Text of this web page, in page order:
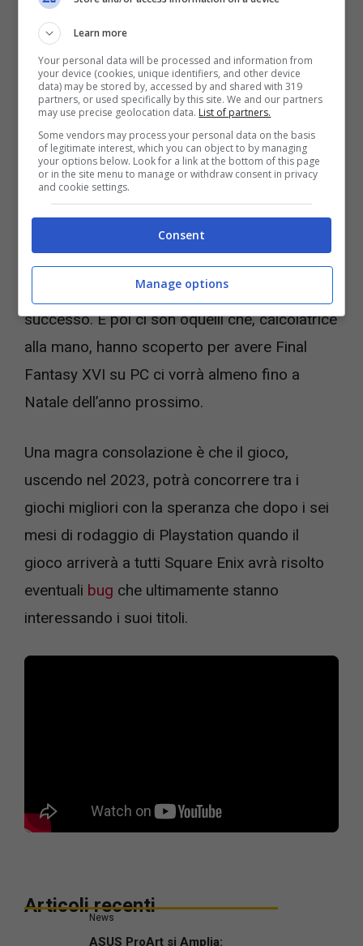
Final Fantasy XVI, online spunta la data da ricordare (foto
Youtube)
A lato della notizia che qualcosa si muove
dentro Square Enix vale la pena registrare che,
sotto il messaggio di Playstation sul social
dell’uccellino azzurro proprietà di Elon Musk,
tanti sono contenti del trailerma tanti altri
sottolineano comea due anni dall’uscita
della console Sony ci sia bisogno di fare
pubblicità e più di qualcuno lamenta di stare
ancora provando a comprarne una senza
successo. E poi ci son oquelli che, calcolatrice
alla mano, hanno scoperto per avere Final
Fantasy XVI su PC ci vorrà almeno fino a
Natale dell’anno prossimo.
Una magra consolazione è che il gioco,
uscendo nel 2023, potrà concorrere tra i
giochi migliori con la speranza che dopo i sei
mesi di rodaggio di Playstation quando il
gioco arriverà a tutti Square Enix avrà risolto
eventuali bug che ultimamente stanno
interessando i suoi titoli.
Articoli recenti
News
ASUS ProArt si Amplia:
Learn more
Your personal data will be processed and information from
your device (cookies, unique identifiers, and other device
data) may be stored by, accessed by and shared with 319
partners, or used specifically by this site. We and our partners
may use precise geolocation data. List of partners.
Some vendors may process your personal data on the basis
of legitimate interest, which you can object to by managing
your options below. Look for a link at the bottom of this page
or in the site menu to manage or withdraw consent in privacy
and cookie settings.
Consent
Manage options